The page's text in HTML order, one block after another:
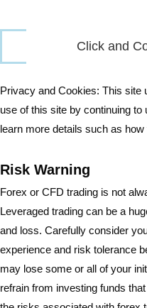
Privacy and Cookies: This site
use of this site by continuing
learn more details such as
Risk Warning
Forex or CFD trading is not
Leveraged trading can be a
and loss. Carefully consider
experience and risk tolerance
may lose some or all of your
refrain from investing funds